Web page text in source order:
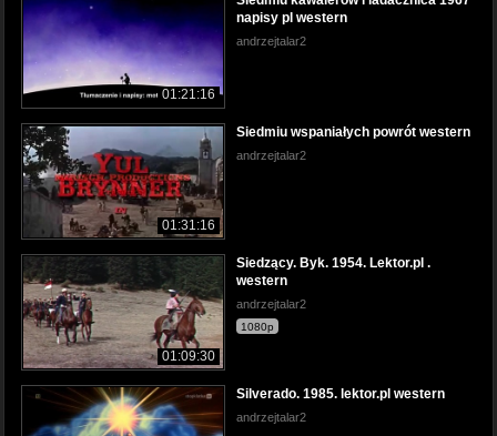
01:21:16
napisy pl western
andrzejtalar2
01:31:16
Siedmiu wspaniałych powrót western
andrzejtalar2
01:09:30
Siedzący. Byk. 1954. Lektor.pl .
western
andrzejtalar2
1080p
Silverado. 1985. lektor.pl western
andrzejtalar2